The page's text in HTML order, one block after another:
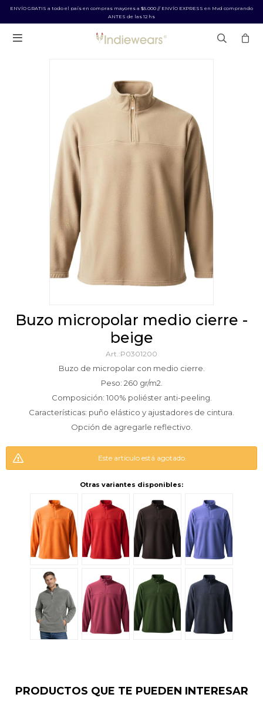
ENVÍO GRATIS a todo el país en compras mayores a $5.000 // ENVÍO EXPRESS en Mvd comprando
ANTES de las 12 hs

buzo micropolar medio cierre -
beige
P0301200
Buzo de micropolar con medio cierre.
Peso: 260 gr/m2.
Composición: 100% poliéster anti-peeling.
Características: puño elástico y ajustadores de cintura.
Opción de agregarle reflectivo.
Este artículo está agotado.
Otras variantes disponibles:
PRODUCTOS QUE TE PUEDEN INTERESAR